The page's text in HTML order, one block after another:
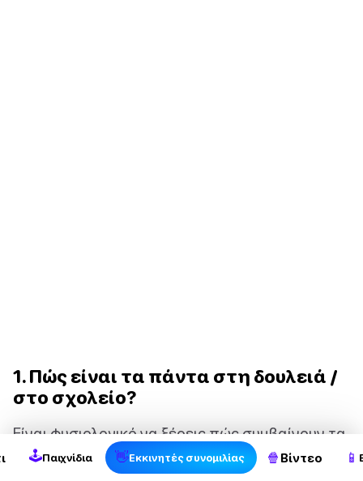
1. Πώς είναι τα πάντα στη δουλειά /
στο σχολείο?
Είναι φυσιολογικό να ξέρεις πώς συμβαίνουν τα
πράγματα με την καθημερινή ζωή της
🕹Παιχνίδια 👋Εκκινητές συνομιλίας 🍿 Βίντεο 📱